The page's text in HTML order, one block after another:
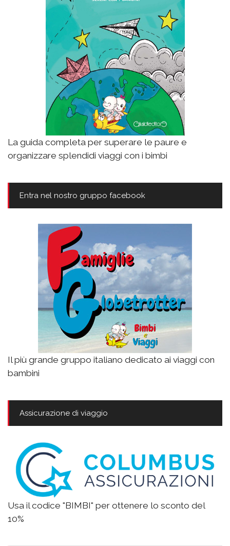
La guida completa per superare le paure e
organizzare splendidi viaggi con i bimbi
Entra nel nostro gruppo facebook
Il più grande gruppo italiano dedicato ai viaggi con
bambini
Assicurazione di viaggio
Usa il codice "BIMBI" per ottenere lo sconto del
10%